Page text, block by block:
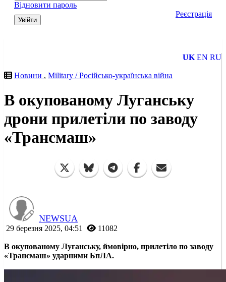
Відновити пароль
Увійти
Реєстрація
UK EN RU
Новини , Military / Російсько-українська війна
В окупованому Луганську
дрони прилетіли по заводу
«Трансмаш»
NEWSUA
29 березня 2025, 04:51 11082
В окупованому Луганську, ймовірно, прилетіло по заводу
«Трансмаш» ударними БпЛА.